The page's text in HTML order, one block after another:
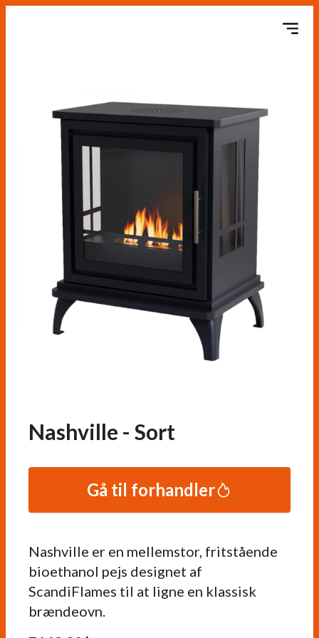
Nashville - Sort
Nashville er en mellemstor, fritstående
bioethanol pejs designet af
ScandiFlames til at ligne en klassisk
brændeovn.
Gå til forhandler